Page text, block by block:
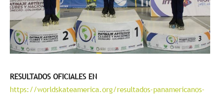
RESULTADOS OFICIALES EN
https://worldskateamerica.org/resultados-panamericanos-